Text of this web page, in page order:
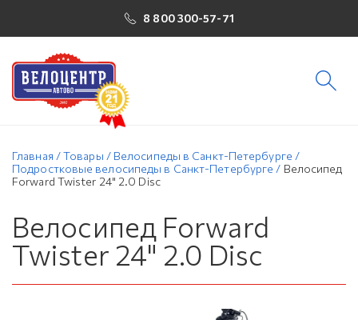
8 800 300-57-71
Главная /Товары / Велосипеды в Санкт-Петербурге /
Подростковые велосипеды в Санкт-Петербурге / Велосипед
Forward Twister 24" 2.0 Disc
Велосипед Forward
Twister 24" 2.0 Disc